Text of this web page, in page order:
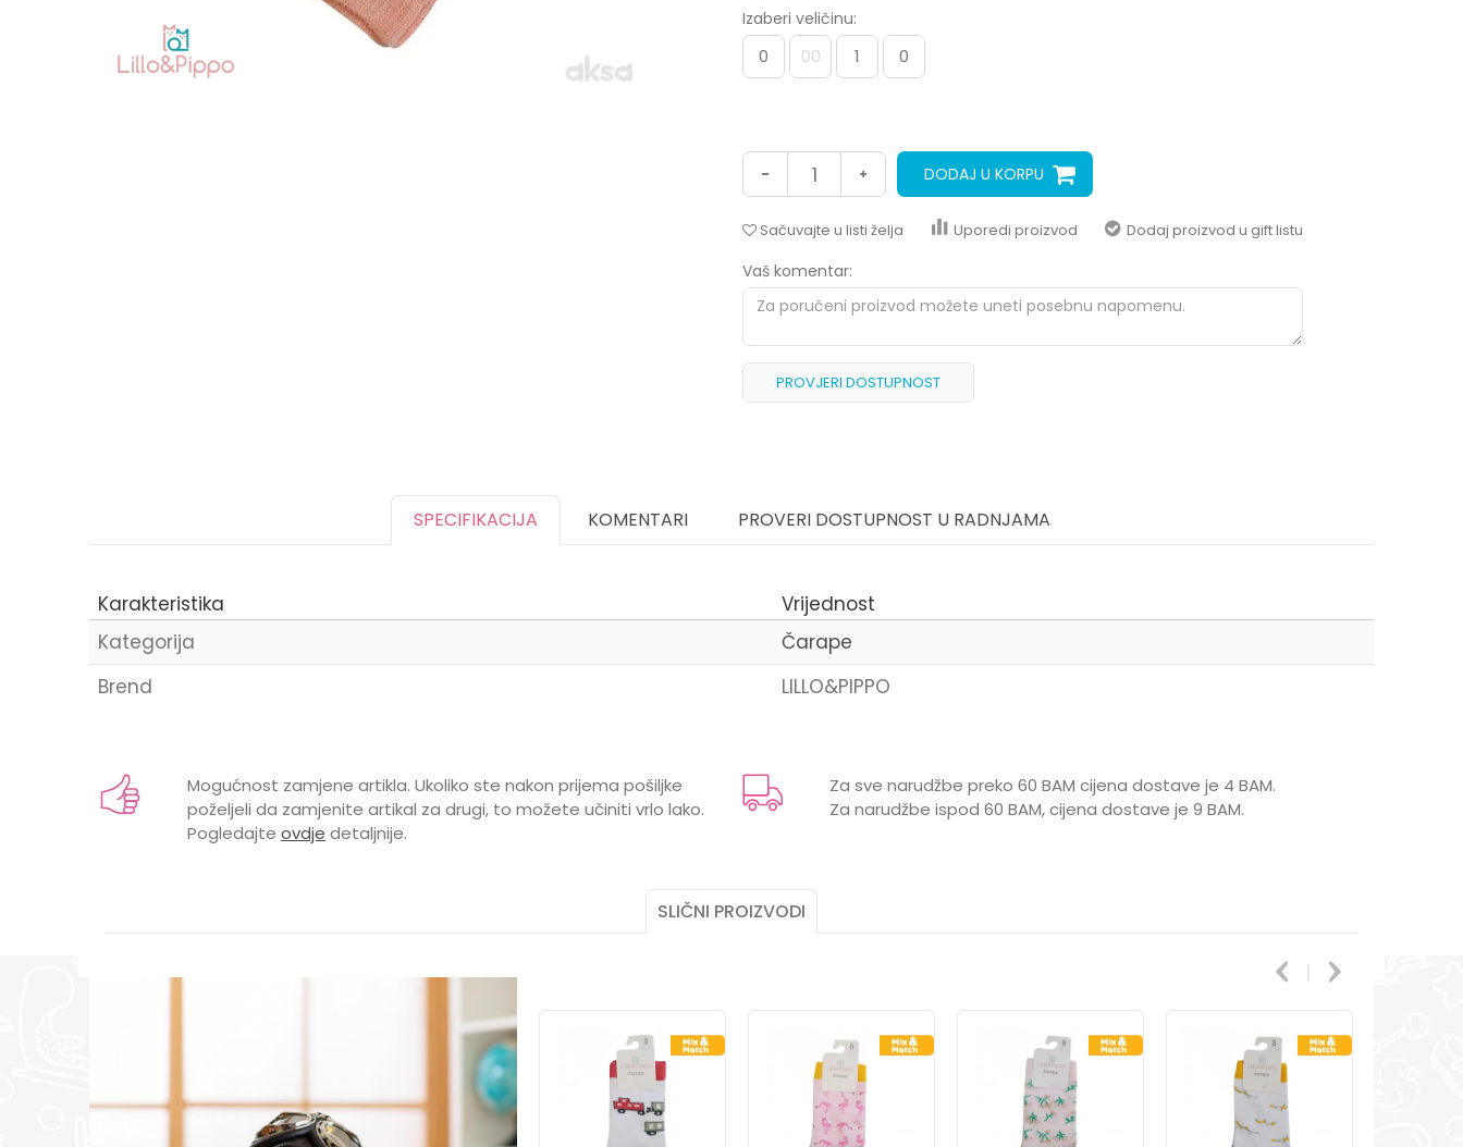
Izaberi veličinu:
0 00 1 0
DODAJ U KORPU
Sačuvajte u listi želja Uporedi proizvod Dodaj proizvod u gift listu
Vaš komentar:
PROVJERI DOSTUPNOST
SPECIFIKACIJA KOMENTARI PROVERI DOSTUPNOST U RADNJAMA
Karakteristika
Vrijednost
Kategorija
Čarape
Brend
LILLO&PIPPO
Mogućnost zamjene artikla. Ukoliko ste nakon prijema pošiljke
poželjeli da zamjenite artikal za drugi, to možete učiniti vrlo lako.
Pogledajte ovdje detaljnije.
Za sve narudžbe preko 60 BAM cijena dostave je 4 BAM.
Za narudžbe ispod 60 BAM, cijena dostave je 9 BAM.
SLIČNI PROIZVODI